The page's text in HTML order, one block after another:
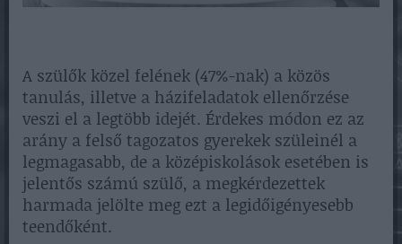
A szülők közel felének (47%-nak) a közös
tanulás, illetve a házifeladatok ellenőrzése
veszi el a legtöbb idejét. Érdekes módon ez az
arány a felső tagozatos gyerekek szüleinél a
legmagasabb, de a középiskolások esetében is
jelentős számú szülő, a megkérdezettek
harmada jelölte meg ezt a legidőigényesebb
teendőként.